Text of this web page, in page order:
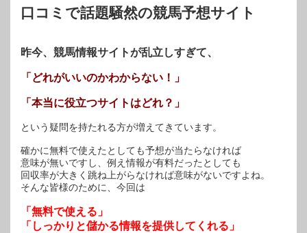
開
き
口コミで話題騒然の競馬予想サイト
昨今、競馬情報サイトが乱立しすぎて、
「どれがいいのかわからない！」
「本当に役立つサイトはどれ？」
という疑問を持たれる方が増えてきています。
確かに無料で使えたとしても予想が当たらなければ
意味が無いですし、例え情報が有料だったとしても
回収率が大きく跳ね上がらなければ意味がないですよね。
そんな皆様のために、今回は
「無料で使える」
「しっかりと儲かる情報を提供してくれる」